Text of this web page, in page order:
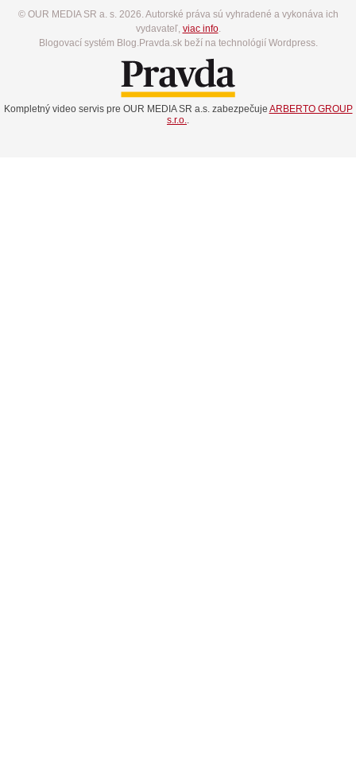
© OUR MEDIA SR a. s. 2026. Autorské práva sú vyhradené a vykonáva ich
vydavateľ, viac info.
Blogovací systém Blog.Pravda.sk beží na technológií Wordpress.
Kompletný video servis pre OUR MEDIA SR a.s. zabezpečuje ARBERTO GROUP
s.r.o..